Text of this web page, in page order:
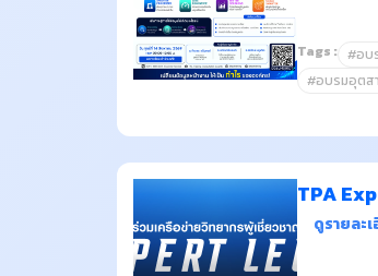
Tags : #อบ
#อบรมอุตส
TPA
ดูรายละ